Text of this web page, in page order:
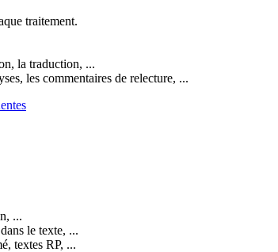
traitement.
la traduction, ...
les commentaires de relecture, ...
...
le texte, ...
textes RP, ...